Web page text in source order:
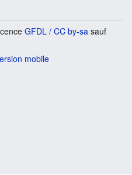
GFDL / CC by-sa sauf
mobile